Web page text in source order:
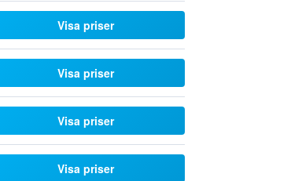
Visa priser
Visa priser
Visa priser
Visa priser